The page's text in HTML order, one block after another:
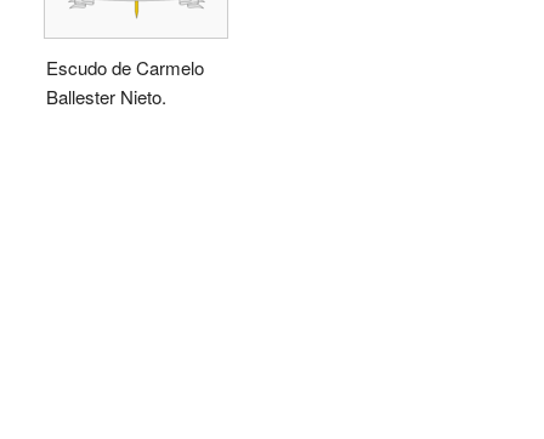
Escudo de Carmelo
Ballester Nieto.